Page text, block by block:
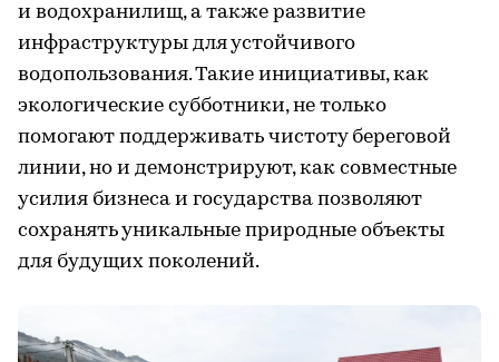
и водохранилищ, а также развитие
инфраструктуры для устойчивого
водопользования. Такие инициативы, как
экологические субботники, не только
помогают поддерживать чистоту береговой
линии, но и демонстрируют, как совместные
усилия бизнеса и государства позволяют
сохранять уникальные природные объекты
для будущих поколений.